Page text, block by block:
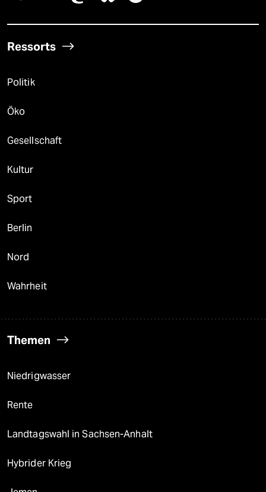
Ressorts
Politik
Öko
Gesellschaft
Kultur
Sport
Berlin
Nord
Wahrheit
Themen
Niedrigwasser
Rente
Landtagswahl in Sachsen-Anhalt
Hybrider Krieg